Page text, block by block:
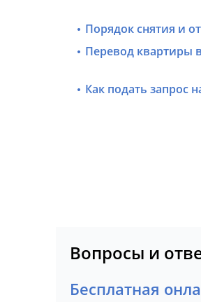
Порядок снятия и
Перевод квартиры
Как подать запрос
Вопросы и
Бесплатная